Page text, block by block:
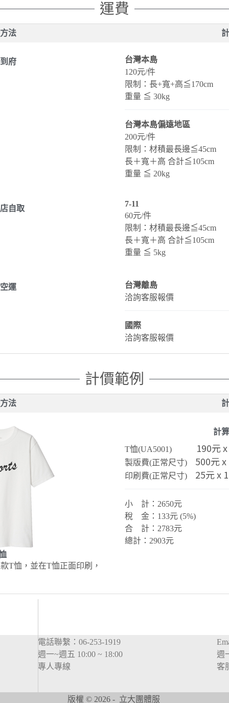
運費
法
府
台灣本島
120元/件
限制：長+寬+高≦170cm
重量 ≦ 30kg
台灣本島偏遠地區
200元/件
限制：材積最長邊≦45cm
長＋寬＋高 合計≦105cm
重量 ≦ 20kg
自取
7-11
60元/件
限制：材積最長邊≦45cm
長＋寬＋高 合計≦105cm
重量 ≦ 5kg
運
台灣離島
洽詢客服報價
國際
洽詢客服報價
計價範例
法
T恤，並在T恤正面印刷，
計
T恤(UA5001)
190元
製版費(正常尺寸) 500元
印刷費(正常尺寸) 25元 x
小 計：2650元
稅 金：133元 (5%)
合 計：2783元
總計：2903元
電話聯繫：06-253-1919
週一~週五 10:00 ~ 18:00
專人專線
週
客
版權 © 2026 - 立大團體服